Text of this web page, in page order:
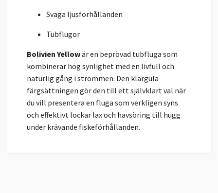
Svaga ljusförhållanden
Tubflugor
Bolivien Yellowär en beprövad tubfluga som
kombinerar hög synlighet med en livfull och
naturlig gång i strömmen. Den klargula
färgsättningen gör den till ett självklart val när
du vill presentera en fluga som verkligen syns
och effektivt lockar lax och havsöring till hugg
under krävande fiskeförhållanden.